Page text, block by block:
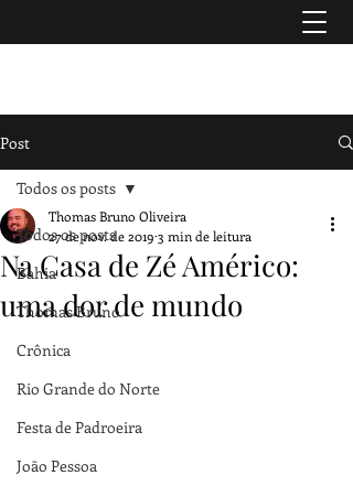
Post
Todos os posts
Bahia
Thomas Bruno
Crônica
Rio Grande do Norte
Festa de Padroeira
João Pessoa
Todos os posts
Na Casa de Zé Américo:
uma dor de mundo
Thomas Bruno Oliveira
27 de nov. de 2019 3 min de leitura